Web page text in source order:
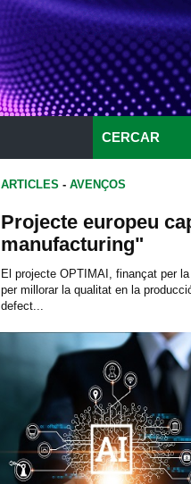
CERCAR
ARTICLES - AVENÇOS
Projecte europeu
manufacturing"
El projecte OPTIMAI, finançat per
per millorar la qualitat en la
defect...